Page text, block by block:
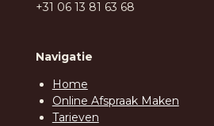
+31 06 13 81 63 68
Navigatie
Home
Online Afspraak Maken
Tarieven